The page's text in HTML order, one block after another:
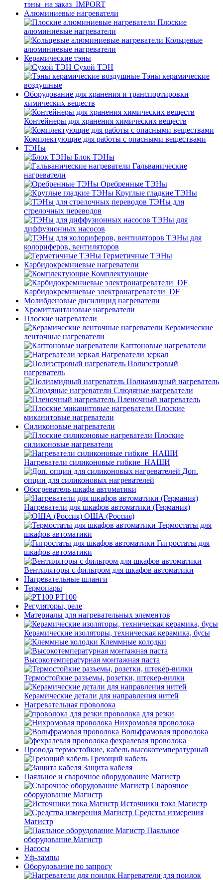
тэны_на заказ_IMPORT
Алюминиевые нагреватели
Плоские
алюминиевые нагреватели
Кольцевые
алюминиевые нагреватели
Керамические тэны
Сухой ТЭН
Тэны керамические
воздушные
Оборудование для хранения и транспортировки
химических веществ
Контейнеры для хранения химических веществ
Комплектующие для работы с опасными веществами
ТЭНы
Блок ТЭНы
Гальванические
нагреватели
Оребренные ТЭНы
Круглые гладкие ТЭНы
ТЭНы для
стрелочных переводов
ТЭНы для
диффузионных насосов
ТЭНы для
колориферов, вентиляторов
Герметичные ТЭНы
Карбидокремниевые нагреватели
Комплектующие
Карбидокремниевые электронагреватели_DF
Молибденовые дисилицид нагреватели
Хромитлантановые нагреватели
Плоские нагреватели
Керамические
ленточные нагреватели
Каптоновые нагреватели
Нагреватели зеркал
Полиэстровый
нагреватель
Полиамидный нагреватель
Слюдяные нагреватели
Пленочный нагреватель
Плоские
миканитовые нагреватели
Силиконовые нагреватели
Плоские
силиконовые нагреватели
Нагреватели силиконовые гибкие_НАШИ
Доп.
опции для силиконовых нагревателей
Обогреватель шкафа автоматики
Нагреватели для шкафов автоматики (Германия)
ОША (Россия)
Термостаты для
шкафов автоматики
Гигростаты для
шкафов автоматики
Вентиляторы с фильтром для шкафов автоматики
Нагревательные шланги
Термопары
PT100
Регуляторы, реле
Материалы для нагревательных элементов
Керамические изоляторы, техническая керамика, бусы
Клеммные колодки
Высокотемпературная монтажная паста
Термостойкие разъемы, розетки, штекер-вилки
Керамические детали для направления нитей
Нагревательная проволока
проволока для резки
Нихромовая проволока
Вольфрамовая проволока
фехралевая проволока
Провода термостойкие, кабель высокотемпературный
Греющий кабель
Защита кабеля
Паяльное и сварочное оборудование Магистр
Сварочное
оборудование Магистр
Источники тока Магистр
Средства измерения
Магистр
Паяльное
оборудование Магистр
Насосы
Уф-лампы
Оборудование по запросу
Нагреватели для поилок